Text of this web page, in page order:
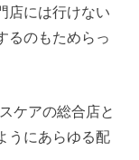
店には行けない
るのもためらっ
ケアの総合店と
うにあらゆる配